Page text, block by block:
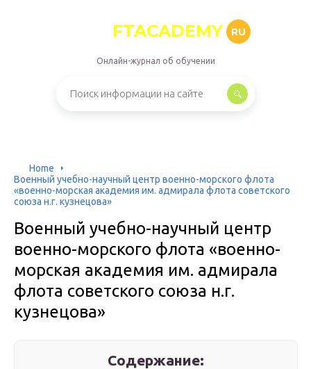
FTACADEMY RU
Онлайн-журнал об обучении
Home
Военный учебно-научный центр военно-морского флота
«военно-морская академия им. адмирала флота советского
союза н.г. кузнецова»
Военный учебно-научный центр
военно-морского флота «военно-
морская академия им. адмирала
флота советского союза н.г.
кузнецова»
Содержание: